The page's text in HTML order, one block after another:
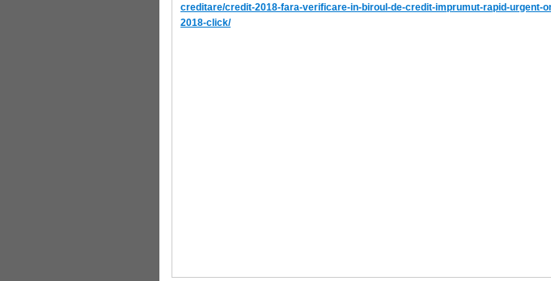
creditare/credit-2018-fara-verificare-in-biroul-de-credit-imprumut-rapid-urgent-
2018-click/